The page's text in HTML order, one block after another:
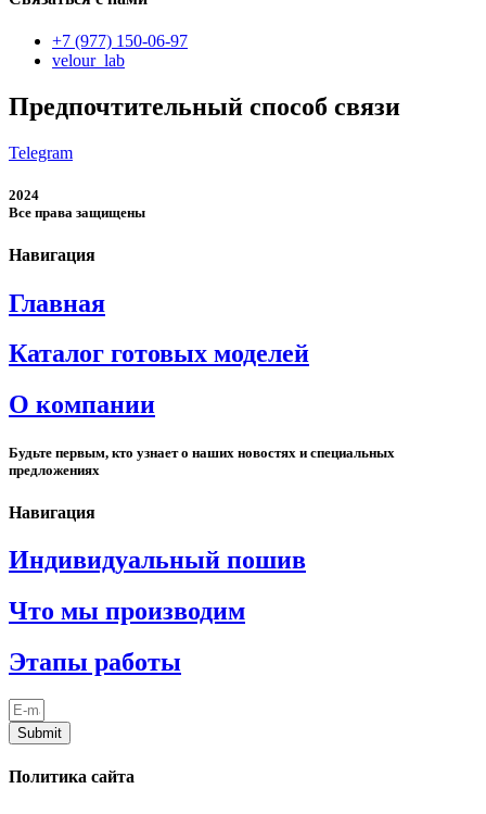
+7 (977) 150-06-97
velour_lab
Предпочтительный способ связи
Telegram
2024
Все права защищены
Навигация
Главная
Каталог готовых моделей
О компании
Будьте первым, кто узнает о наших новостях и специальных
предложениях
Навигация
Индивидуальный пошив
Что мы производим
Этапы работы
Submit
Политика сайта